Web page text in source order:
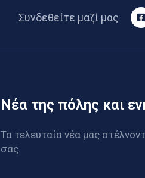
Συνδεθείτε μαζί μας
Νέα της πόλης και
Τα τελευταία νέα μας
σας.